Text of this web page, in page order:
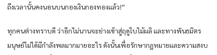
ถึงเวลานั้นคงนอนบนกองเงินกองทองแล้ว!”
ทุกคนต่างทราบดี ว่าอีกไม่นานจะย่างเข้าสู่ฤดูใบไม้ผลิ และทางพันธมิตร
มนุษย์ไม่ได้มีกำลังพลมากมายอะไร ดังนั้นเพื่อรักษากฏหมายและความสงบ